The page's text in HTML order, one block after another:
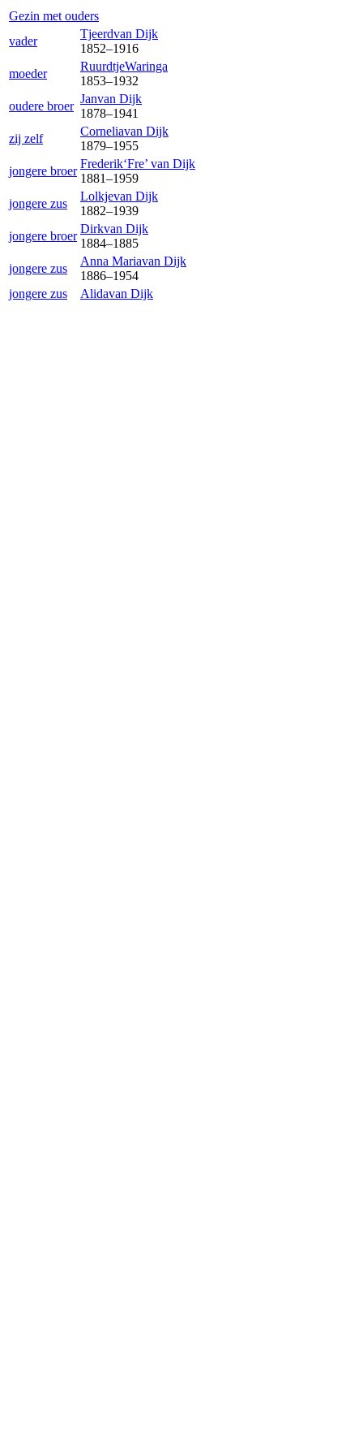
Gezin met ouders
vader
Tjeerdvan Dijk
1852–1916
moeder
RuurdtjeWaringa
1853–1932
oudere broer
Janvan Dijk
1878–1941
zij zelf
Corneliavan Dijk
1879–1955
jongere broer
Frederik‘Fre’ van Dijk
1881–1959
jongere zus
Lolkjevan Dijk
1882–1939
jongere broer
Dirkvan Dijk
1884–1885
jongere zus
Anna Mariavan Dijk
1886–1954
jongere zus
Alidavan Dijk